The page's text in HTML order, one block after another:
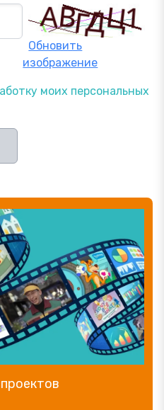
Обновить
изображение
моих персональных